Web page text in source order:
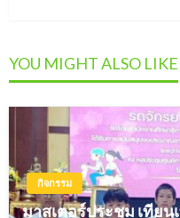
YOU MIGHT ALSO LIKE
กิจกรรม
มาสเตอร์ประชุม เทียน